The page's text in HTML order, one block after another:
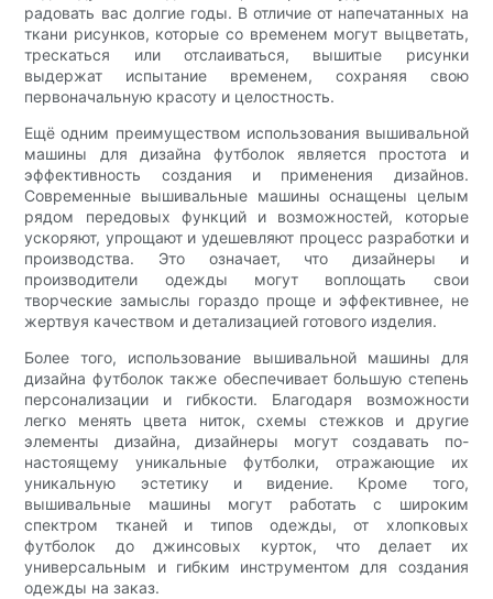
радовать вас долгие годы. В отличие от напечатанных на
ткани рисунков, которые со временем могут выцветать,
трескаться или отслаиваться, вышитые рисунки
выдержат испытание временем, сохраняя свою
первоначальную красоту и целостность.
Ещё одним преимуществом использования вышивальной
машины для дизайна футболок является простота и
эффективность создания и применения дизайнов.
Современные вышивальные машины оснащены целым
рядом передовых функций и возможностей, которые
ускоряют, упрощают и удешевляют процесс разработки и
производства. Это означает, что дизайнеры и
производители одежды могут воплощать свои
творческие замыслы гораздо проще и эффективнее, не
жертвуя качеством и детализацией готового изделия.
Более того, использование вышивальной машины для
дизайна футболок также обеспечивает большую степень
персонализации и гибкости. Благодаря возможности
легко менять цвета ниток, схемы стежков и другие
элементы дизайна, дизайнеры могут создавать по-
настоящему уникальные футболки, отражающие их
уникальную эстетику и видение. Кроме того,
вышивальные машины могут работать с широким
спектром тканей и типов одежды, от хлопковых
футболок до джинсовых курток, что делает их
универсальным и гибким инструментом для создания
одежды на заказ.